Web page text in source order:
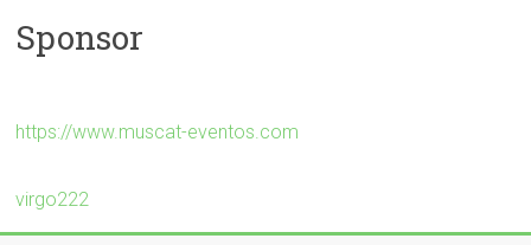
Sponsor
https://www.muscat-eventos.com
virgo222